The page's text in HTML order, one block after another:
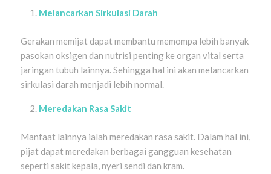
Melancarkan Sirkulasi Darah
Gerakan memijat dapat membantu memompa lebih banyak
pasokan oksigen dan nutrisi penting ke organ vital serta
jaringan tubuh lainnya. Sehingga hal ini akan melancarkan
sirkulasi darah menjadi lebih normal.
Meredakan Rasa Sakit
Manfaat lainnya ialah meredakan rasa sakit. Dalam hal ini,
pijat dapat meredakan berbagai gangguan kesehatan
seperti sakit kepala, nyeri sendi dan kram.